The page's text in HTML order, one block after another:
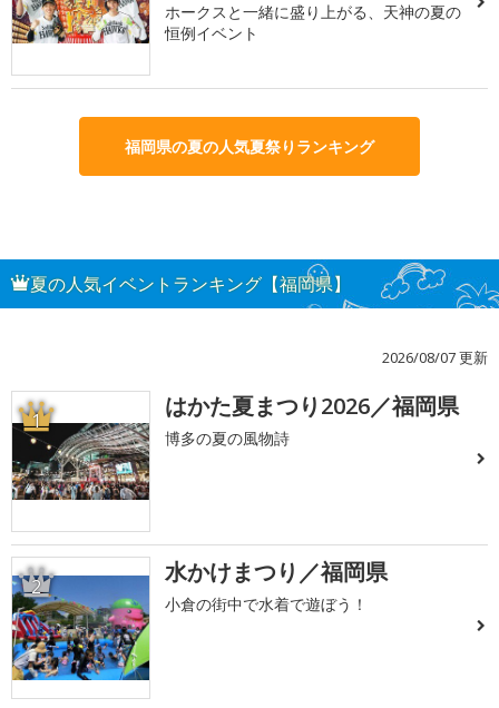
ホークスと一緒に盛り上がる、天神の夏の
恒例イベント
福岡県の夏の人気夏祭りランキング
夏の人気イベントランキング【福岡県】
2026/08/07 更新
1 はかた夏まつり2026／福岡県
博多の夏の風物詩
2 水かけまつり／福岡県
小倉の街中で水着で遊ぼう！